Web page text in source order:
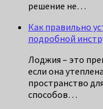
решение не…
Как правильно
подробной
Лоджия – это
если она
пространство
способов…